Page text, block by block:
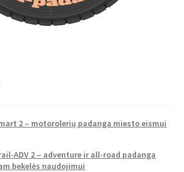
2 – motorolerių padanga miesto eismui
ADV 2 – adventure ir all-road padanga
bekelės naudojimui